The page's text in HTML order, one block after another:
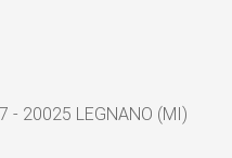
- 20025 LEGNANO (MI)